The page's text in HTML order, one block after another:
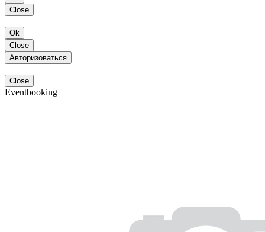
Close
Ok
Close
Авторизоваться
Close
Eventbooking